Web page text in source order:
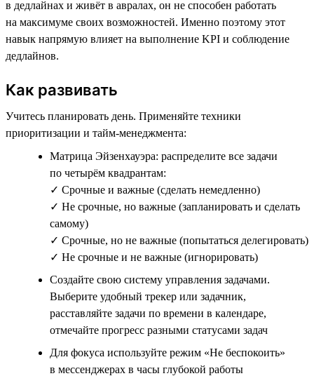
в дедлайнах и живёт в авралах, он не способен работать
на максимуме своих возможностей. Именно поэтому этот
навык напрямую влияет на выполнение KPI и соблюдение
дедлайнов.
Как развивать
Учитесь планировать день. Применяйте техники
приоритизации и тайм-менеджмента:
Матрица Эйзенхауэра: распределите все задачи
по четырём квадрантам:
✓ Срочные и важные (сделать немедленно)
✓ Не срочные, но важные (запланировать и сделать
самому)
✓ Срочные, но не важные (попытаться делегировать)
✓ Не срочные и не важные (игнорировать)
Создайте свою систему управления задачами.
Выберите удобный трекер или задачник,
расставляйте задачи по времени в календаре,
отмечайте прогресс разными статусами задач
Для фокуса используйте режим «Не беспокоить»
в мессенджерах в часы глубокой работы